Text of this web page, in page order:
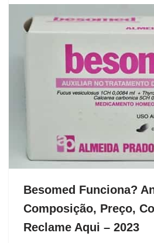
Besomed Funciona?
Composição, Preço,
Reclame Aqui – 2023